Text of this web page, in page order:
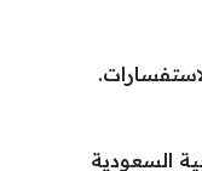
السعودية